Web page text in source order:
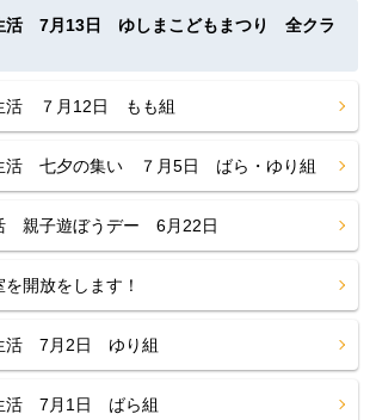
活 7月13日 ゆしまこどもまつり 全クラ
活 ７月12日 もも組
活 七夕の集い ７月5日 ばら・ゆり組
親子遊ぼうデー 6月22日
開放をします！
活 7月2日 ゆり組
活 7月1日 ばら組